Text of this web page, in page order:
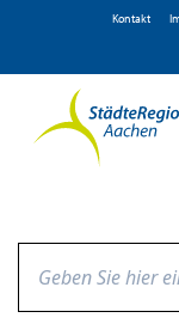
Zum Hauptinhalt
Zum Hauptinhalt
Kontakt